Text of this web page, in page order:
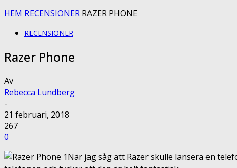
HEM RECENSIONER RAZER PHONE
RECENSIONER
Razer Phone
Av
Rebecca Lundberg
-
21 februari, 2018
267
0
När jag såg att Razer skulle lansera en